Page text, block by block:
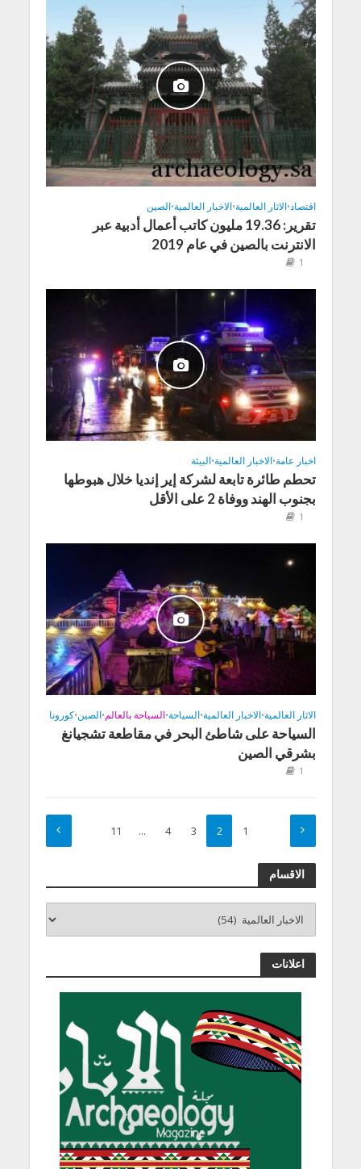
اقتصاد•الاثار العالمية•الاخبار العالمية•الصين
تقرير: 19.36 مليون كاتب أعمال أدبية عبر
الانترنت بالصين في عام 2019
1
اخبار عامة•الاخبار العالمية•البيئة
تحطم طائرة تابعة لشركة إير إنديا خلال هبوطها
بجنوب الهند ووفاة 2 على الأقل
1
الاثار العالمية•الاخبار العالمية•السياحة•السياحة بالعالم •الصين•كورونا
السياحة على شاطئ البحر في مقاطعة تشجيانغ
بشرقي الصين
1
1
2
3
4
…
11
الاقسام
اعلانات